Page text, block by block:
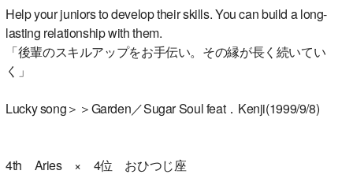
Help your juniors to develop their skills. You can build a long-
lasting relationship with them.
「後輩のスキルアップをお手伝い。その縁が長く続いてい
く」
Lucky song＞＞Garden／Sugar Soul feat．Kenji(1999/9/8)
4th Aries × 4位 おひつじ座